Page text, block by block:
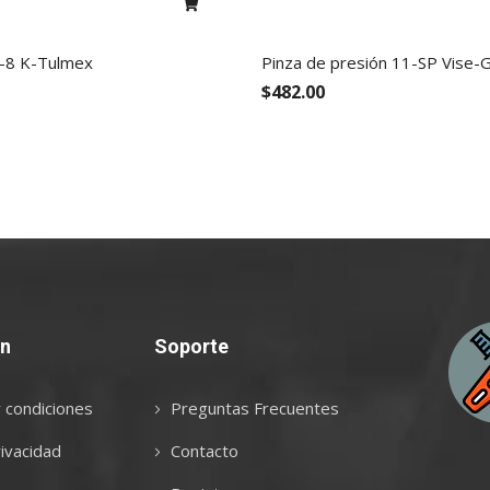
8 K-Tulmex Pinza de presión 11-SP Vise-
$482.00
Soporte
Preguntas Frecuentes
Contacto